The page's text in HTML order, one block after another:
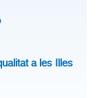
a les Illes